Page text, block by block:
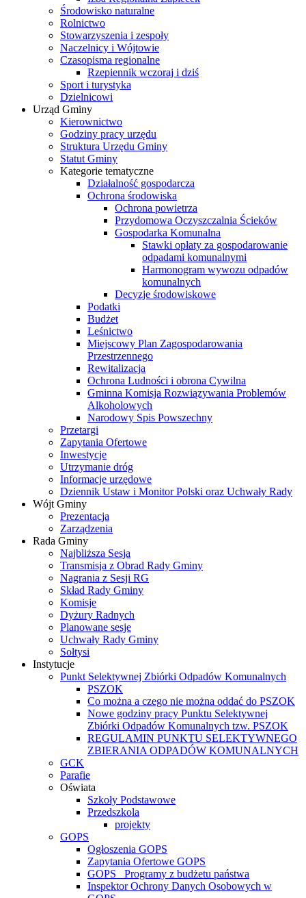
Środowisko naturalne
Rolnictwo
Stowarzyszenia i zespoły
Naczelnicy i Wójtowie
Czasopisma regionalne
Rzepiennik wczoraj i dziś
Sport i turystyka
Dzielnicowi
Urząd Gminy
Kierownictwo
Godziny pracy urzędu
Struktura Urzędu Gminy
Statut Gminy
Kategorie tematyczne
Działalność gospodarcza
Ochrona środowiska
Ochrona powietrza
Przydomowa Oczyszczalnia Ścieków
Gospodarka Komunalna
Stawki opłaty za gospodarowanie
odpadami komunalnymi
Harmonogram wywozu odpadów
komunalnych
Decyzje środowiskowe
Podatki
Budżet
Leśnictwo
Miejscowy Plan Zagospodarowania
Przestrzennego
Rewitalizacja
Ochrona Ludności i obrona Cywilna
Gminna Komisja Rozwiązywania Problemów
Alkoholowych
Narodowy Spis Powszechny
Przetargi
Zapytania Ofertowe
Inwestycje
Utrzymanie dróg
Informacje urzędowe
Dziennik Ustaw i Monitor Polski oraz Uchwały Rady
Wójt Gminy
Prezentacja
Zarządzenia
Rada Gminy
Najbliższa Sesja
Transmisja z Obrad Rady Gminy
Nagrania z Sesji RG
Skład Rady Gminy
Komisje
Dyżury Radnych
Planowane sesje
Uchwały Rady Gminy
Sołtysi
Instytucje
Punkt Selektywnej Zbiórki Odpadów Komunalnych
PSZOK
Co można a czego nie można oddać do PSZOK
Nowe godziny pracy Punktu Selektywnej
Zbiórki Odpadów Komunalnych tzw. PSZOK
REGULAMIN PUNKTU SELEKTYWNEGO
ZBIERANIA ODPADÓW KOMUNALNYCH
GCK
Parafie
Oświata
Szkoły Podstawowe
Przedszkola
projekty
GOPS
Ogłoszenia GOPS
Zapytania Ofertowe GOPS
GOPS_ Programy z budżetu państwa
Inspektor Ochrony Danych Osobowych w